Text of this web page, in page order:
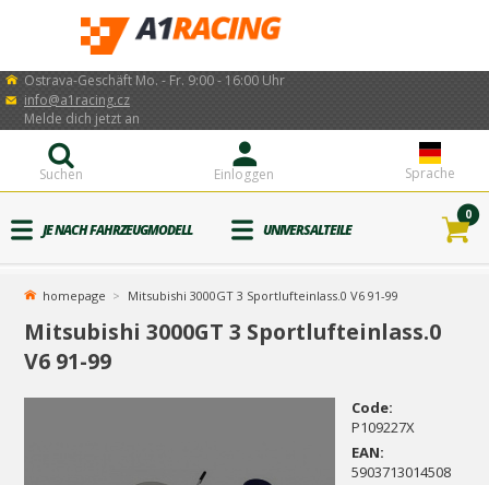
Ostrava-Geschäft Mo. - Fr. 9:00 - 16:00 Uhr
info@a1racing.cz
Sprache
Einloggen
Melde dich jetzt an
Suchen
JE NACH FAHRZEUGMODELL UNIVERSALTEILE
0
homepage Mitsubishi 3000GT 3 Sportlufteinlass.0 V6 91-99
Mitsubishi 3000GT 3 Sportlufteinlass.0
V6 91-99
Code:
P109227X
EAN:
5903713014508